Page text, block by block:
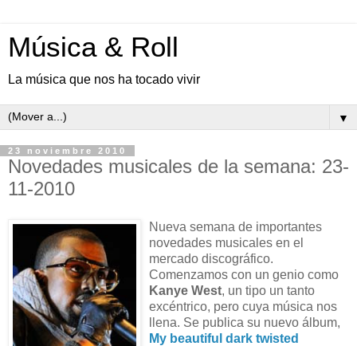
Música & Roll
La música que nos ha tocado vivir
▼
23 noviembre 2010
Novedades musicales de la semana: 23-
11-2010
Nueva semana de importantes
novedades musicales en el
mercado discográfico.
Comenzamos con un genio como
Kanye West, un tipo un tanto
excéntrico, pero cuya música nos
llena. Se publica su nuevo álbum,
My beautiful dark twisted